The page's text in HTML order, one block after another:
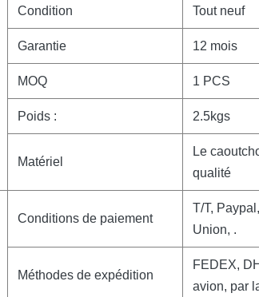
Condition Tout neuf
Garantie 12 mois
MOQ 1 PCS
Poids : 2.5kgs
Matériel
Le
qualité
Conditions de paiement
T/T,
Union, .
Méthodes de expédition
FEDEX,
avion, par